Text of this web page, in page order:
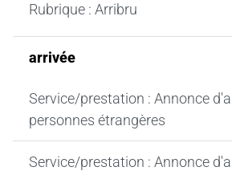
Rubrique : Arribru
arrivée
Service/prestation : Annonce
personnes étrangères
Service/prestation : Annonce